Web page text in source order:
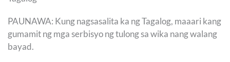
PAUNAWA: Kung nagsasalita ka ng Tagalog, maaari kang
gumamit ng mga serbisyo ng tulong sa wika nang walang
bayad.